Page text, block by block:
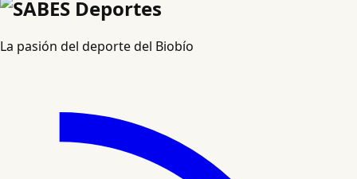
La pasión del deporte del Biobío